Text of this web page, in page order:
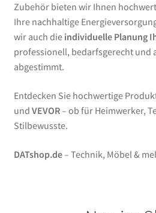
Zubehör bieten wir Ihnen
Ihre nachhaltige
wir auch die individuelle Planung
professionell, bedarfsgerecht und
abgestimmt.
Entdecken Sie hochwertige
und VEVOR– ob für Heimwerker,
Stilbewusste.
DATshop.de– Technik, Möbel &